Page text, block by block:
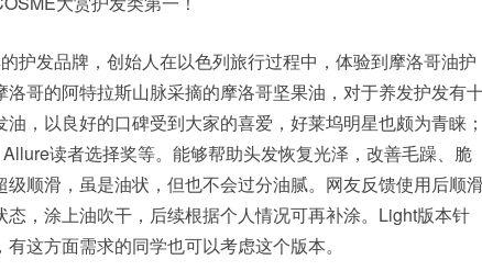
护发品牌，创始人在以色列旅行过程中，体验到摩洛哥油护
哥的阿特拉斯山脉采摘的摩洛哥坚果油，对于养发护发有
，以良好的口碑受到大家的喜爱，好莱坞明星也颇为青睐；
读者选择奖等。能够帮助头发恢复光泽，改善毛躁、脆
顺滑，虽是油状，但也不会过分油腻。网友反馈使用后顺滑
，涂上油吹干，后续根据个人情况可再补涂。Light版本针
这方面需求的同学也可以考虑这个版本。